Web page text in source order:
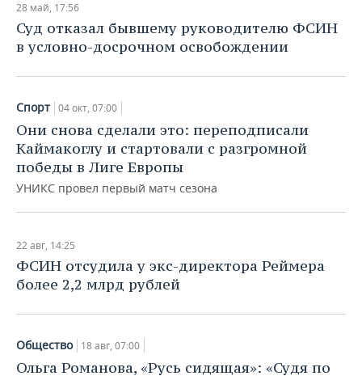
28 май, 17:56
Суд отказал бывшему руководителю ФСИН
в условно-досрочном освобождении
Спорт 04 окт, 07:00
Они снова сделали это: переподписали
Каймакоглу и стартовали с разгромной
победы в Лиге Европы
УНИКС провел первый матч сезона
22 авг, 14:25
ФСИН отсудила у экс-директора Реймера
более 2,2 млрд рублей
Общество 18 авг, 07:00
Ольга Романова, «Русь сидящая»: «Судя по